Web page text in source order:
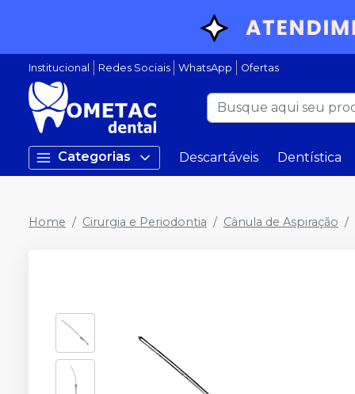
Institucional Redes Sociais WhatsApp Ofertas
Categorias Descartáveis Dentística
Home Cirurgia e Periodontia Cânula de Aspiração